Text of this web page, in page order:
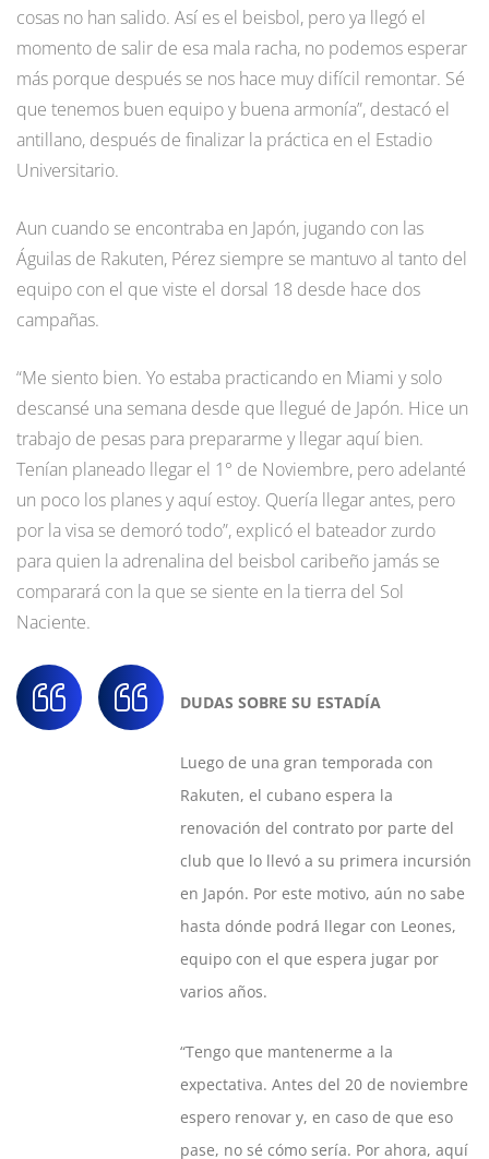
cosas no han salido. Así es el beisbol, pero ya llegó el
momento de salir de esa mala racha, no podemos esperar
más porque después se nos hace muy difícil remontar. Sé
que tenemos buen equipo y buena armonía”, destacó el
antillano, después de finalizar la práctica en el Estadio
Universitario.
Aun cuando se encontraba en Japón, jugando con las
Águilas de Rakuten, Pérez siempre se mantuvo al tanto del
equipo con el que viste el dorsal 18 desde hace dos
campañas.
“Me siento bien. Yo estaba practicando en Miami y solo
descansé una semana desde que llegué de Japón. Hice un
trabajo de pesas para prepararme y llegar aquí bien.
Tenían planeado llegar el 1° de Noviembre, pero adelanté
un poco los planes y aquí estoy. Quería llegar antes, pero
por la visa se demoró todo”, explicó el bateador zurdo
para quien la adrenalina del beisbol caribeño jamás se
comparará con la que se siente en la tierra del Sol
Naciente.
DUDAS SOBRE SU ESTADÍA
Luego de una gran temporada con
Rakuten, el cubano espera la
renovación del contrato por parte del
club que lo llevó a su primera incursión
en Japón. Por este motivo, aún no sabe
hasta dónde podrá llegar con Leones,
equipo con el que espera jugar por
varios años.
“Tengo que mantenerme a la
expectativa. Antes del 20 de noviembre
espero renovar y, en caso de que eso
pase, no sé cómo sería. Por ahora, aquí